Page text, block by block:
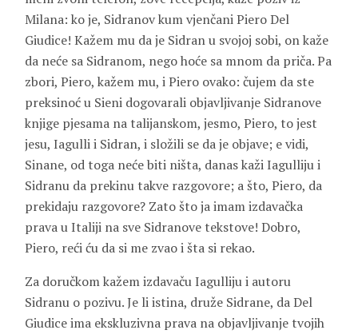
Milana: ko je, Sidranov kum vjenčaniPieroDel
Giudice! Kažem mu da je Sidran u svojoj sobi, on kaže
da neće sa Sidranom, nego hoće sa mnom da priča. Pa
zbori, Piero, kažem mu, i Piero ovako: čujem da ste
preksinoć u Sieni dogovarali objavljivanje Sidranove
knjige pjesama na talijanskom, jesmo, Piero, to jest
jesu, Iagulli i Sidran, i složili se da je objave; e vidi,
Sinane, od toga neće biti ništa, danas kaži Iagulliju i
Sidranu da prekinu takve razgovore; a što, Piero, da
prekidaju razgovore? Zato što ja imam izdavačka
prava u Italiji na sve Sidranove tekstove! Dobro,
Piero, reći ću da si me zvao i šta si rekao.
Za doručkom kažem izdavaču Iagulliju i autoru
Sidranu o pozivu. Je li istina, druže Sidrane, da Del
Giudice ima ekskluzivna prava na objavljivanje tvojih